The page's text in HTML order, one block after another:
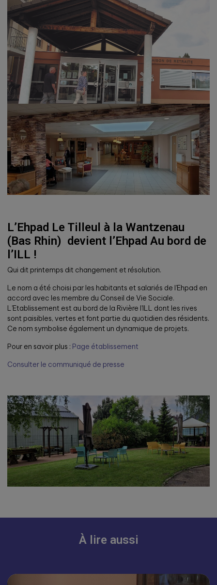
L’Ehpad Le Tilleul à la Wantzenau
(Bas Rhin) devient l’Ehpad Au bord de
l’ILL !
Qui dit printemps dit changement et résolution.
Le nom a été choisi par les habitants et salariés de l’Ehpad en
accord avec les membre du Conseil de Vie Sociale.
L’Etablissement est au bord de la Rivière l’ILL dont les rives
sont paisibles, vertes et font partie du quotidien des résidents.
Ce nom symbolise également un dynamique de projets.
Pour en savoir plus : Page établissement
Consulter le communiqué de presse
À lire aussi